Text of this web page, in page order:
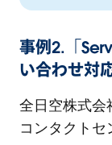
事例2.「
い合わせ対
全日空株式会
コンタクトセ